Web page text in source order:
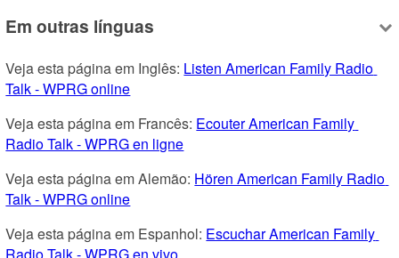
Em outras línguas
Veja esta página em Inglês: Listen American Family Radio
Talk - WPRG online
Veja esta página em Francês: Ecouter American Family
Radio Talk - WPRG en ligne
Veja esta página em Alemão: Hören American Family Radio
Talk - WPRG online
Veja esta página em Espanhol: Escuchar American Family
Radio Talk - WPRG en vivo